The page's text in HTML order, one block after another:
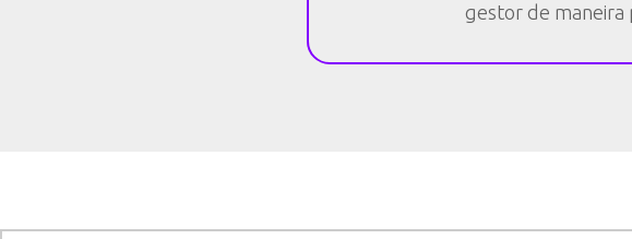
gestor de maneira